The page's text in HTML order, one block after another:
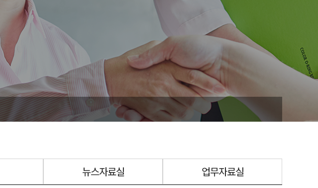
뉴스자료실 업무자료실